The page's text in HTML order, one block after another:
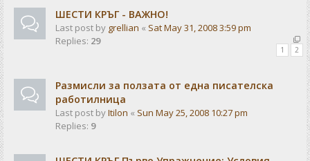
ШЕСТИ КРЪГ - ВАЖНО!
Last post by grellian « Sat May 31, 2008 3:59 pm
Replies: 29
1 2
Размисли за ползата от една писателска
работилница
Last post byItilon « Sun May 25, 2008 10:27 pm
Replies: 9